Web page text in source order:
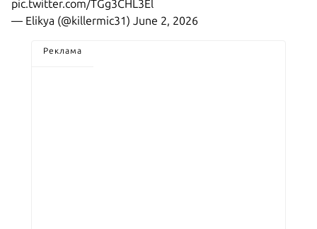
pic.twitter.com/TGg3CHL3El
— Elikya (@killermic31) June 2, 2026
Реклама